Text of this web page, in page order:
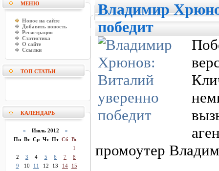
МЕНЮ
Новое на сайте
Добавить новость
Регистрация
Статистика
О сайте
Ссылки
ТОП СТАТЬИ
КАЛЕНДАРЬ
« Июль 2012 »
Пн Вт Ср Чт Пт Сб Вс
1
2
3 4 5 6 7
8
9
10 11 12 13 14
15
Владимир
победит
промоутер